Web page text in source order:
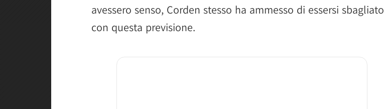
avessero senso, Corden stesso ha ammesso di essersi sbagliato
con questa previsione.